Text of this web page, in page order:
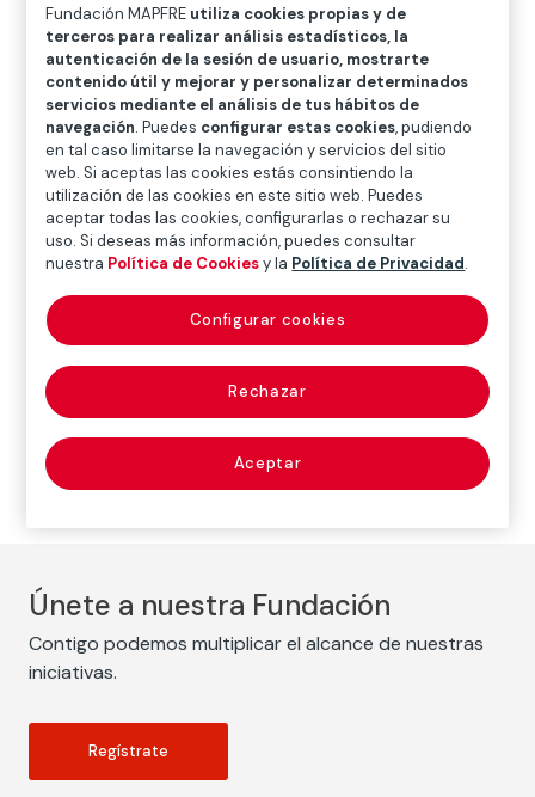
O
P Q R S T
U
V
W X Y Z
Diccionario de seguros
escudo fiscal (tax
shield)
Mecanismo para reducir los impuestos mediante
desgravaciones establecidas por el legislador.
Únete a nuestra Fundación
Contigo podemos multiplicar el alcance de nuestras
iniciativas.
Regístrate
Fundación MAPFRE utiliza cookies propias y de
terceros para realizar análisis estadísticos, la
autenticación de la sesión de usuario, mostrarte
contenido útil y mejorar y personalizar determinados
servicios mediante el análisis de tus hábitos de
navegación. Puedes configurar estas cookies, pudiendo
en tal caso limitarse la navegación y servicios del sitio
web. Si aceptas las cookies estás consintiendo la
utilización de las cookies en este sitio web. Puedes
aceptar todas las cookies, configurarlas o rechazar su
uso. Si deseas más información, puedes consultar
nuestra Política de Cookiesy la Política de Privacidad.
Rechazar
Aceptar
Configurar cookies